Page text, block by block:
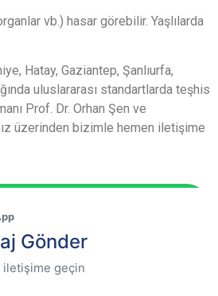
vb.) hasar görebilir. Yaşlılarda
Hatay, Gaziantep, Şanlıurfa,
uluslararası standartlarda teşhis
Prof. Dr. Orhan Şen ve
üzerinden bizimle hemen iletişime
Gönder
iletişime geçin